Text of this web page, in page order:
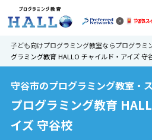
子ども向けプログラミング教室ならプログラミ
グラミング教育 HALLO チャイルド・アイズ 守
守谷市のプログラミング教室・
プログラミング教育
イズ 守谷校